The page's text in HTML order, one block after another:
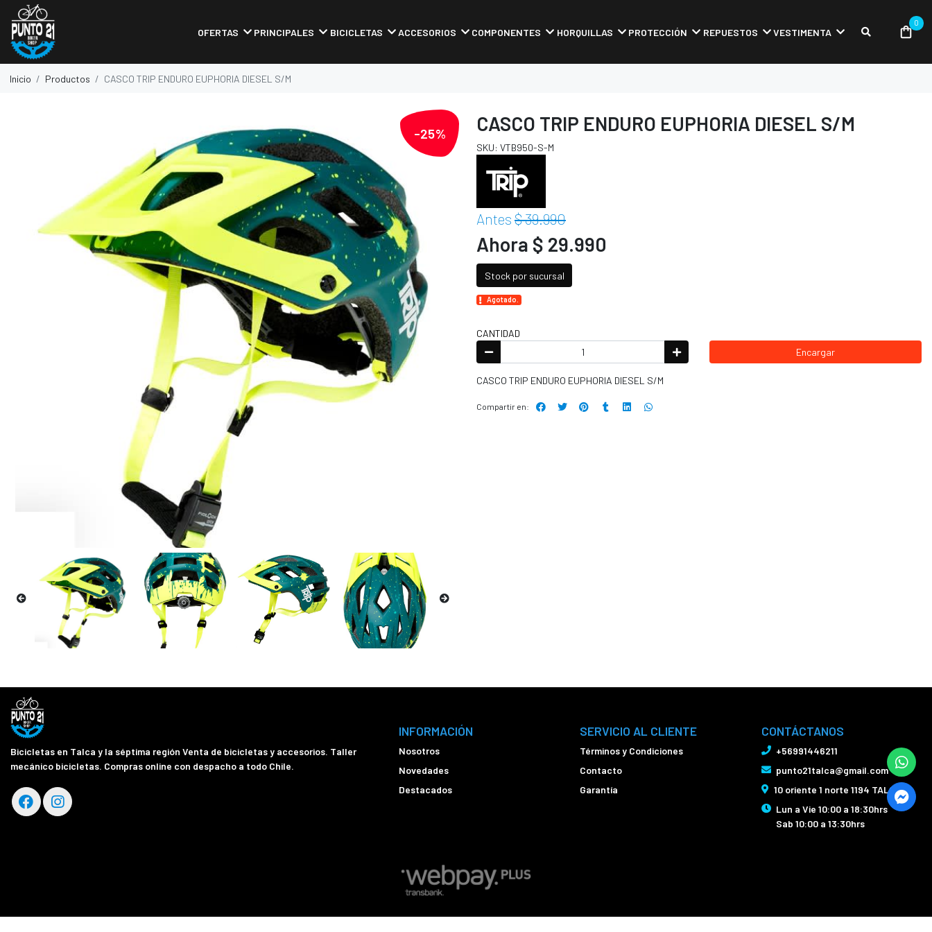
OFERTAS PRINCIPALES BICICLETAS ACCESORIOS COMPONENTES HORQUILLAS PROTECCIÓN REPUESTOS VESTIMENTA
0
Inicio Productos CASCO TRIP ENDURO EUPHORIA DIESEL S/M
-25% CASCO TRIP ENDURO EUPHORIA DIESEL S/M
SKU: VTB950-S-M
Antes $ 39.990
Ahora $ 29.990
Stock por sucursal
Agotado.
CANTIDAD
Encargar
CASCO TRIP ENDURO EUPHORIA DIESEL S/M
Compartir en:
Bicicletas en Talca y la séptima región Venta de bicicletas y accesorios. Taller
mecánico bicicletas. Compras online con despacho a todo Chile.
INFORMACIÓN
Nosotros
Novedades
Destacados
SERVICIO AL CLIENTE
Términos y Condiciones
Contacto
Garantía
CONTÁCTANOS
+56991446211
punto21talca@gmail.com
10 oriente 1 norte 1194 TALCA
Lun a Vie 10:00 a 18:30hrs
Sab 10:00 a 13:30hrs